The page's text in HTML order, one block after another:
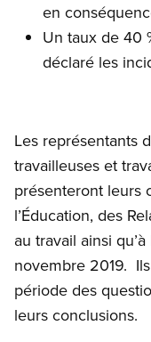
en
Un taux de 40
déclaré les
Les représentants
travailleuses et
présenteront leurs
l’Éducation, des
au travail ainsi
novembre 2019.
période des
leurs conclusions.